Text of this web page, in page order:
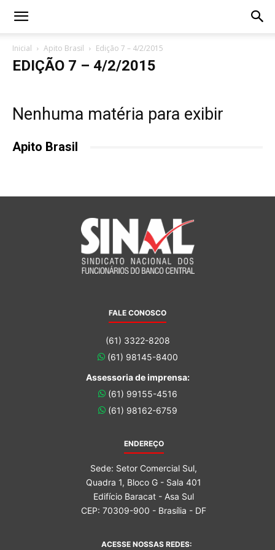
Inicial Apito Brasil Edição 7 – 4/2/2015
EDIÇÃO 7 – 4/2/2015
Nenhuma matéria para exibir
Apito Brasil
FALE CONOSCO
(61) 3322-8208
(61) 98145-8400
Assessoria de imprensa:
(61) 99155-4516
(61) 98162-6759
ENDEREÇO
Sede: Setor Comercial Sul,
Quadra 1, Bloco G - Sala 401
Edifício Baracat - Asa Sul
CEP: 70309-900 - Brasília - DF
ACESSE NOSSAS REDES: